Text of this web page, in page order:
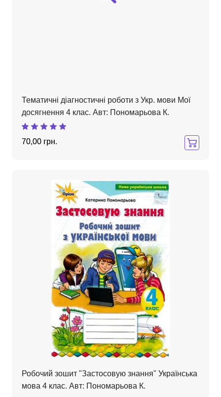
Тематичні діагностичні роботи з Укр. мови Мої
досягнення 4 клас. Авт: Пономарьова К.
70,00 грн.
Робочий зошит "Застосовую знання" Українська
мова 4 клас. Авт: Пономарьова К.